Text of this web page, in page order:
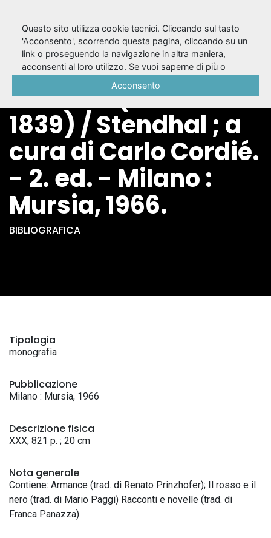
1: Romanzi e
racconti (1826-
1839) / Stendhal ; a
cura di Carlo Cordié.
- 2. ed. - Milano :
Mursia, 1966.
BIBLIOGRAFICA
Tipologia
monografia
Pubblicazione
Milano : Mursia, 1966
Descrizione fisica
XXX, 821 p. ; 20 cm
Nota generale
Contiene: Armance (trad. di Renato Prinzhofer); Il rosso e il
nero (trad. di Mario Paggi) Racconti e novelle (trad. di
Franca Panazza)
Questo sito utilizza cookie tecnici. Cliccando sul tasto
'Acconsento', scorrendo questa pagina, cliccando su un
link o proseguendo la navigazione in altra maniera,
acconsenti al loro utilizzo. Se vuoi saperne di più o
Acconsento